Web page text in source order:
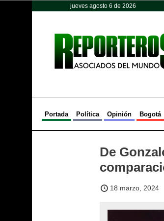
jueves agosto 6 de 2026
Portada Política Opinión Bogotá
De
18 marzo, 2024
Opinión Política